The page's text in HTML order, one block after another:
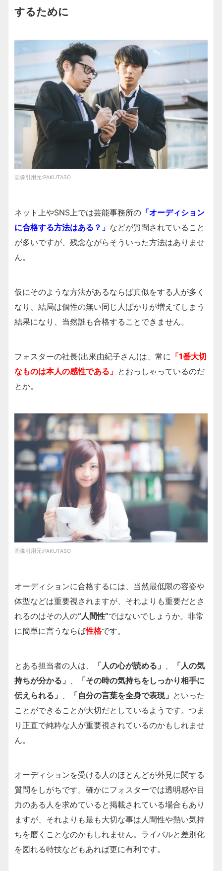
するために
画像引用元:PAKUTASO
ネット上やSNS上では芸能事務所の 「オーディション
に合格する方法はある？」 などが質問されていること
が多いですが、残念ながらそういった方法はありませ
ん。
仮にそのような方法があるならば真似をする人が多く
なり、結局は個性の無い同じ人ばかりが増えてしまう
結果になり、当然誰も合格することできません。
フォスターの社長(出來由紀子さん)は、常に 「1番大切
なものは本人の感性である」 とおっしゃっているのだ
とか。
画像引用元:PAKUTASO
オーディションに合格するには、当然最低限の容姿や
体型などは重要視されますが、それよりも重要だとさ
れるのはその人の“人間性”ではないでしょうか。非常
に簡単に言うならば性格です。
とある担当者の人は、 「人の心が読める」 、
「人の気
持ちが分かる」 、
「その時の気持ちをしっかり相手に
伝えられる」 、 「自分の言葉を全身で表現」 といった
ことができることが大切だとしているようです。つま
り正直で純粋な人が重要視されているのかもしれませ
ん。
オーディションを受ける人のほとんどが外見に関する
質問をしがちです。確かにフォスターでは透明感や目
力のある人を求めていると掲載されている場合もあり
ますが、それよりも最も大切な事は人間性や熱い気持
ちを磨くことなのかもしれません。ライバルと差別化
を図れる特技などもあれば更に有利です。